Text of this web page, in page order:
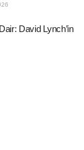
David Lynch’in